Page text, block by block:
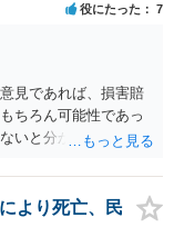
役にたった 7
見であれば、損害賠
ちろん可能性であっ
いと分かりません
響があれば休業損害
より死亡、民